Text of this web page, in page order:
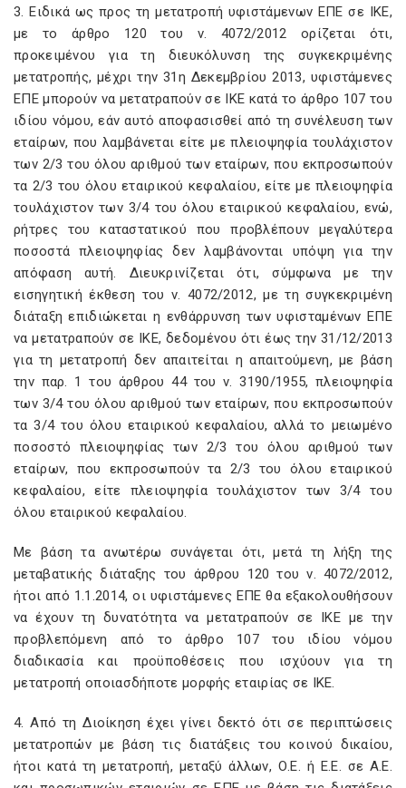
3. Ειδικά ως προς τη μετατροπή υφιστάμενων ΕΠΕ σε ΙΚΕ,
με το άρθρο 120 του ν. 4072/2012 ορίζεται ότι,
προκειμένου για τη διευκόλυνση της συγκεκριμένης
μετατροπής, μέχρι την 31η Δεκεμβρίου 2013, υφιστάμενες
ΕΠΕ μπορούν να μετατραπούν σε ΙΚΕ κατά το άρθρο 107 του
ιδίου νόμου, εάν αυτό αποφασισθεί από τη συνέλευση των
εταίρων, που λαμβάνεται είτε με πλειοψηφία τουλάχιστον
των 2/3 του όλου αριθμού των εταίρων, που εκπροσωπούν
τα 2/3 του όλου εταιρικού κεφαλαίου, είτε με πλειοψηφία
τουλάχιστον των 3/4 του όλου εταιρικού κεφαλαίου, ενώ,
ρήτρες του καταστατικού που προβλέπουν μεγαλύτερα
ποσοστά πλειοψηφίας δεν λαμβάνονται υπόψη για την
απόφαση αυτή. Διευκρινίζεται ότι, σύμφωνα με την
εισηγητική έκθεση του ν. 4072/2012, με τη συγκεκριμένη
διάταξη επιδιώκεται η ενθάρρυνση των υφισταμένων ΕΠΕ
να μετατραπούν σε ΙΚΕ, δεδομένου ότι έως την 31/12/2013
για τη μετατροπή δεν απαιτείται η απαιτούμενη, με βάση
την παρ. 1 του άρθρου 44 του ν. 3190/1955, πλειοψηφία
των 3/4 του όλου αριθμού των εταίρων, που εκπροσωπούν
τα 3/4 του όλου εταιρικού κεφαλαίου, αλλά το μειωμένο
ποσοστό πλειοψηφίας των 2/3 του όλου αριθμού των
εταίρων, που εκπροσωπούν τα 2/3 του όλου εταιρικού
κεφαλαίου, είτε πλειοψηφία τουλάχιστον των 3/4 του
όλου εταιρικού κεφαλαίου.
Με βάση τα ανωτέρω συνάγεται ότι, μετά τη λήξη της
μεταβατικής διάταξης του άρθρου 120 του ν. 4072/2012,
ήτοι από 1.1.2014, οι υφιστάμενες ΕΠΕ θα εξακολουθήσουν
να έχουν τη δυνατότητα να μετατραπούν σε ΙΚΕ με την
προβλεπόμενη από το άρθρο 107 του ιδίου νόμου
διαδικασία και προϋποθέσεις που ισχύουν για τη
μετατροπή οποιασδήποτε μορφής εταιρίας σε ΙΚΕ.
4. Από τη Διοίκηση έχει γίνει δεκτό ότι σε περιπτώσεις
μετατροπών με βάση τις διατάξεις του κοινού δικαίου,
ήτοι κατά τη μετατροπή, μεταξύ άλλων, Ο.Ε. ή Ε.Ε. σε Α.Ε.